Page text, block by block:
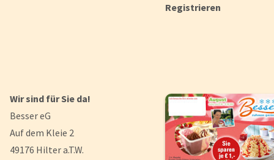
Registrieren
Wir sind für Sie da!
Besser eG
Auf dem Kleie 2
49176 Hilter a.T.W.